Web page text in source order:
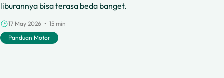
liburannya bisa terasa beda banget.
17 May 2026 • 15 min
Panduan Motor